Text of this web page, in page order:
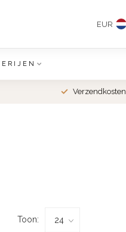
EUR
Verzendkosten
Toon: